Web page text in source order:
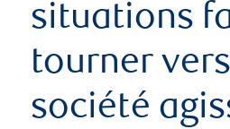
situations
tourner
société